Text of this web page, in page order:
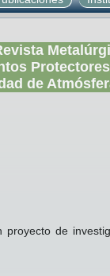
de
proyecto de